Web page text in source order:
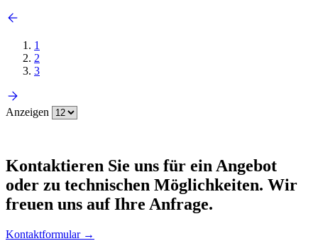
1
2
3
Anzeigen
Kontaktieren Sie uns für ein Angebot
oder zu technischen Möglichkeiten. Wir
freuen uns auf Ihre Anfrage.
Kontaktformular →